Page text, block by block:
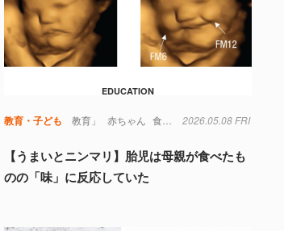
教育 脳 言語 認知
EDUCATION
教育・子ども 教育」 赤ちゃん 食べ物 2026.05.08 FRI
【うまいとニンマリ】胎児は母親が食べたも
のの「味」に反応していた